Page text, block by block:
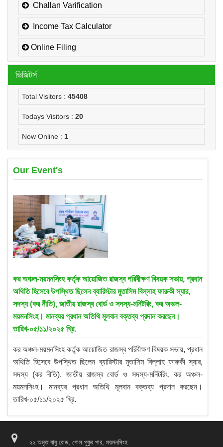
Our Event's
কর অঞ্চল-ময়মনসিংহ কর্তৃক আয়োজিত রাজস্ব পরিবীক্ষণ বিষয়ক সভায়, প্রধান
অথিতি হিসেবে উপস্থিত ছিলেন ব্যারিস্টার মুতাসিম বিল্লাহ ফারুকী স্যার,
সদস্য (কর নীতি), জাতীয় রাজস্ব বোর্ড ও সদস্য-মনিটরিং, কর অঞ্চল-
ময়মনসিংহ। মানব্যর প্রধান অতিথি মূলবান বক্তব্য প্রদান করছেন।
তারিখ-০৫/১১/২০২৫ খ্রি.
কর অঞ্চল-ময়মনসিংহ কর্তৃক আয়োজিত রাজস্ব পরিবীক্ষণ বিষয়ক সভায়, প্রধান
অথিতি হিসেবে উপস্থিত ছিলেন ব্যারিস্টার মুতাসিম বিল্লাহ ফারুকী স্যার,
সদস্য (কর নীতি), জাতীয় রাজস্ব বোর্ড ও সদস্য-মনিটরিং, কর অঞ্চল-
ময়মনসিংহ। মানব্যর প্রধান অতিথি মূলবান বক্তব্য প্রদান করছেন।
তারিখ-০৫/১১/২০২৫ খ্রি.
Challan Varification
Income Tax Calculator
Online Filing
ভিজিটর্স
Total Visitors : 45408
Todays Visitors : 20
Now Online : 1
২২ অমৃত বাবু রোড, গোল পুকুর পার, ময়মনসিংহ